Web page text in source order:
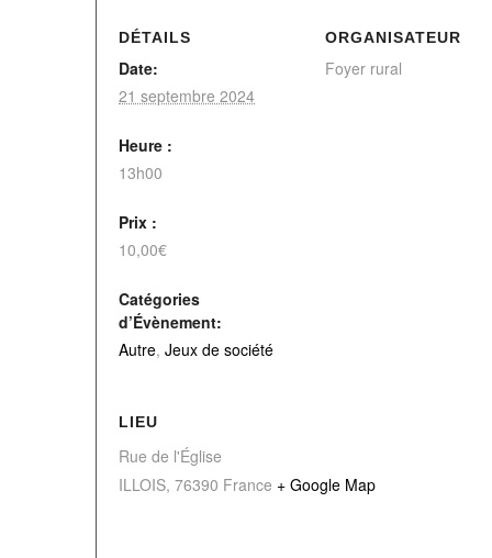
DÉTAILS
Date:
21 septembre 2024
Heure :
13h00
Prix :
10,00€
Catégories
d’Évènement:
Autre, Jeux de société
ORGANISATEUR
Foyer rural
LIEU
Rue de l'Église
ILLOIS, 76390 France + Google Map